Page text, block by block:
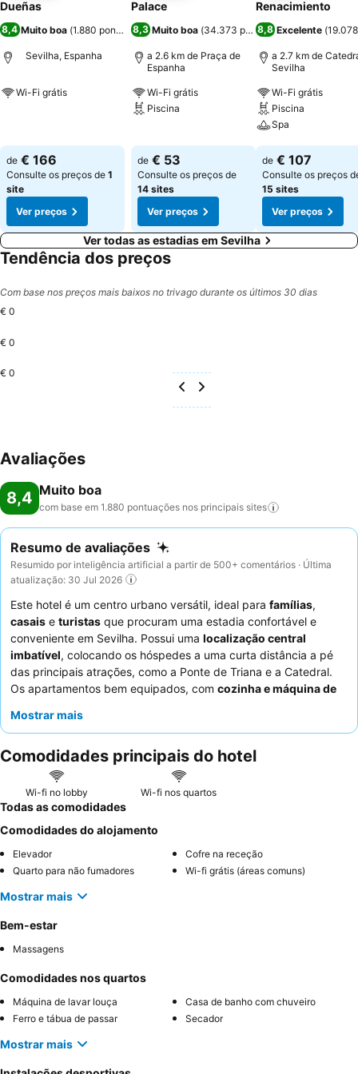
Dueñas
8,4 Muito boa (1.880 pontuações)
Sevilha, Espanha
Wi-Fi grátis
de € 166
Consulte os preços de 1
site
Ver preços
Palace
8,3 Muito boa (34.373 pontuações)
a 2.6 km de Praça de
Espanha
Wi-Fi grátis
Piscina
de € 53
Consulte os preços de
14 sites
Ver preços
Renacimiento
8,8 Excelente (
a 2.7 km de
Sevilha
Wi-Fi grátis
Piscina
Spa
Ver preços
de € 107
Consulte os preços
15 sites
Ver preços
Ver todas as estadias em Sevilha
Tendência dos preços
Com base nos preços mais baixos no trivago durante os últimos 30 dias
€ 0
€ 0
€ 0
Avaliações
8,4 Muito boa
com base em 1.880 pontuações nos principais sites
Resumo de avaliações
Resumido por inteligência artificial a partir de 500+ comentários · Última
atualização: 30 Jul 2026
Este hotel é um centro urbano versátil, ideal para famílias,
casais e turistas que procuram uma estadia confortável e
conveniente em Sevilha. Possui uma localização central
imbatível, colocando os hóspedes a uma curta distância a pé
das principais atrações, como a Ponte de Triana e a Catedral.
Os apartamentos bem equipados, com cozinha e máquina de
estadias mais longas. Os hóspedes elogiam consistentemente a
pequeno-almoço. Para uma experiência verdadeiramente
memorável, considere solicitar um quarto num andar superior
para potenciais vistas da cidade.
Mostrar mais
Comodidades principais do hotel
Wi-fi no lobby Wi-fi nos quartos
Todas as comodidades
Comodidades do alojamento
Elevador
Cofre na receção
Quarto para não fumadores
Wi-fi grátis (áreas comuns)
Mostrar mais
Bem-estar
Massagens
Comodidades nos quartos
Máquina de lavar louça
Casa de banho com chuveiro
Ferro e tábua de passar
Secador
Mostrar mais